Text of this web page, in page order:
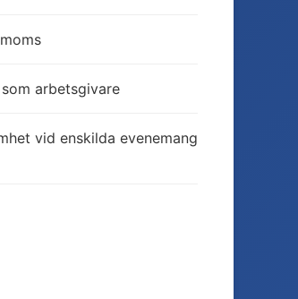
arbetsgivare
vid enskilda evenemang